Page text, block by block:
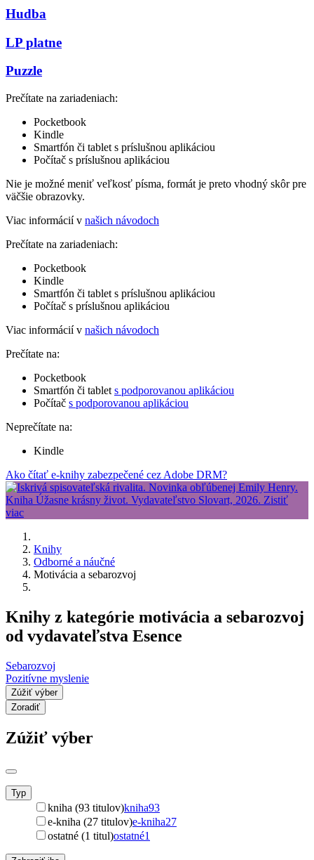
Hudba
LP platne
Puzzle
Prečítate na zariadeniach:
Pocketbook
Kindle
Smartfón či tablet s príslušnou aplikáciou
Počítač s príslušnou aplikáciou
Nie je možné meniť veľkosť písma, formát je preto vhodný skôr pre
väčšie obrazovky.
Viac informácií v našich návodoch
Prečítate na zariadeniach:
Pocketbook
Kindle
Smartfón či tablet s príslušnou aplikáciou
Počítač s príslušnou aplikáciou
Viac informácií v našich návodoch
Prečítate na:
Pocketbook
Smartfón či tablet s podporovanou aplikáciou
Počítač s podporovanou aplikáciou
Neprečítate na:
Kindle
Ako čítať e-knihy zabezpečené cez Adobe DRM?
Knihy
Odborné a náučné
Motivácia a sebarozvoj
Knihy z kategórie motivácia a sebarozvoj
od vydavateľstva Esence
Sebarozvoj
Pozitívne myslenie
Zúžiť výber
Zoradiť
Zúžiť výber
Typ
kniha (93 titulov)kniha93
e-kniha (27 titulov)e-kniha27
ostatné (1 titul)ostatné1